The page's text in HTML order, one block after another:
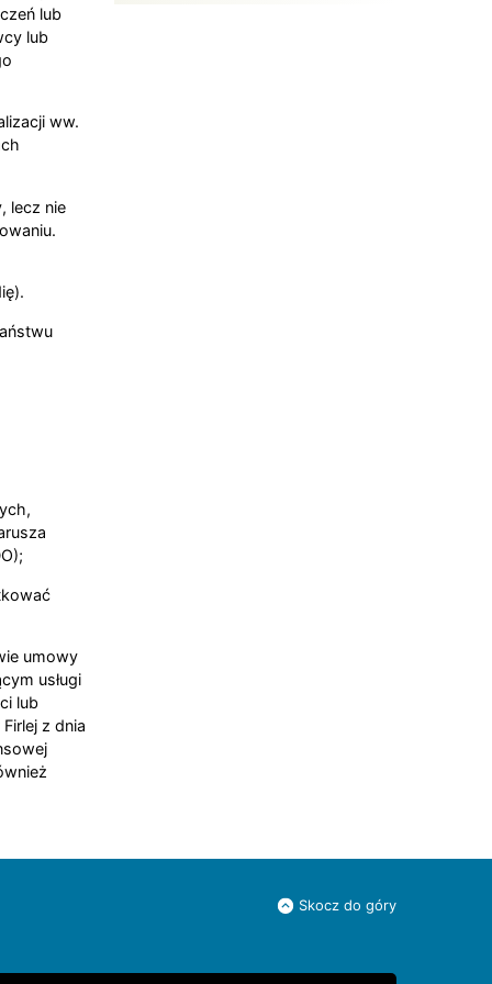
lub
lub
ww.
lecz nie
umowy
usługi
lub
z dnia
Skocz do góry